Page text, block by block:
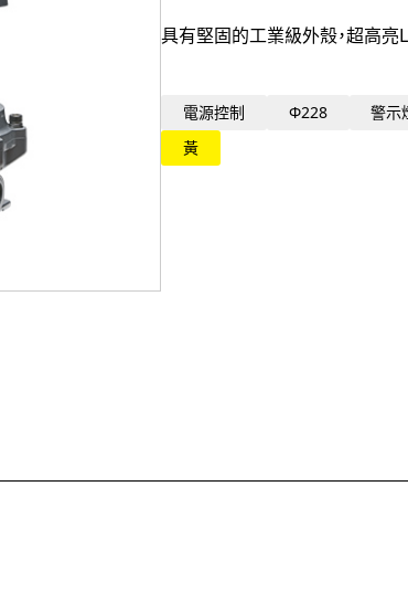
具有堅固的工業級外殼，超高亮
電源控制 Φ228 警示
黃